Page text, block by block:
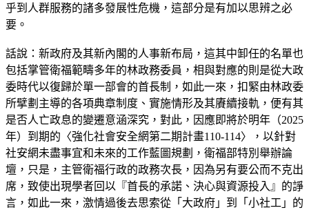
乎到人群服務的諸多發展性危機，這部分是有加以思辨之必
要。
話說：新政府及其新內閣的人事新布局，這其中卸任的名單也
包括掌管衛福範疇多年的林政務委員，相與對應的則是從大政
委時代以復歸於單一部會的首長制，如此一來，扣緊由林政委
所擘劃主導的各項典章制度、實施情形及其賡續接軌，便有其
是否人亡政息的變遷意涵深究，對此，因應即將於明年（2025
年）到期的〈強化社會安全網第二期計畫110-114〉，以針對
社安網未盡事宜和未來的工作藍圖規劃，衛福部特別舉辦論
壇，只是，主管衛福行政的政務次長，因為另有要公而不克出
席，致使出現學者回以『首長的承諾、決心與資源投入』的諍
言，如此一來，激情過後去思索從「大政府」到「小社工」的